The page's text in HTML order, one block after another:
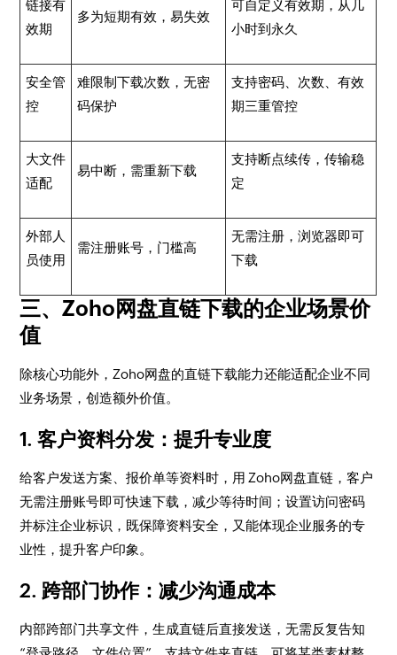
链接有
效期
多为短期有效，易失效
可自定义有效期，从几
小时到永久
安全管
控
难限制下载次数，无密
码保护
支持密码、次数、有效
期三重管控
大文件
适配
易中断，需重新下载
支持断点续传，传输稳
定
外部人
员使用
需注册账号，门槛高
无需注册，浏览器即可
下载
三、Zoho网盘直链下载的企业场景价
值
除核心功能外，Zoho网盘的直链下载能力还能适配企业不同
业务场景，创造额外价值。
1. 客户资料分发：提升专业度
给客户发送方案、报价单等资料时，用 Zoho网盘直链，客户
无需注册账号即可快速下载，减少等待时间；设置访问密码
并标注企业标识，既保障资料安全，又能体现企业服务的专
业性，提升客户印象。
2. 跨部门协作：减少沟通成本
内部跨部门共享文件，生成直链后直接发送，无需反复告知